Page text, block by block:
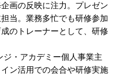
画の反映に注力。プレゼン
当。業務多忙でも研修参加
のトレーナーとして、研修
・アカデミー個人事業主
ン活用での会合や研修実施